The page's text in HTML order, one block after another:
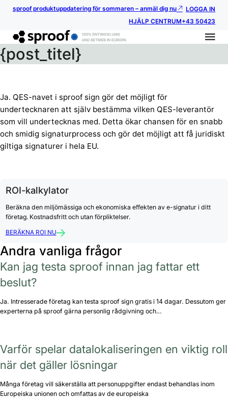
sproof produktuppdatering för sommaren – anmäl dig nu
LOGGA IN
HJÄLP CENTRUM+43 50423
{post_titel}
Ja. QES-navet i sproof sign gör det möjligt för
undertecknaren att själv bestämma vilken QES-leverantör
som vill undertecknas med. Detta ökar chansen för en snabb
och smidig signaturprocess och gör det möjligt att få juridiskt
giltiga signaturer i hela EU.
ROI-kalkylator
Beräkna den miljömässiga och ekonomiska effekten av e-signatur i ditt
företag. Kostnadsfritt och utan förpliktelser.
BERÄKNA ROI NU
Andra vanliga frågor
Kan jag testa sproof innan jag fattar ett
beslut?
Ja. Intresserade företag kan testa sproof sign gratis i 14 dagar. Dessutom ger
experterna på sproof gärna personlig rådgivning och…
Varför spelar datalokaliseringen en viktig roll
när det gäller lösningar
Många företag vill säkerställa att personuppgifter endast behandlas inom
Europeiska unionen och omfattas av de europeiska